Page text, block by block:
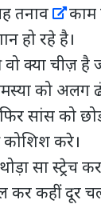
तनाव
काम
हो रहे है।
क्या चीज़ है
को अलग
सांस को
करे।
सा
कहीं दूर